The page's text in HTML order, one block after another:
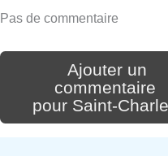
Pas de commentaire
Ajouter un
commentaire
pour Saint-